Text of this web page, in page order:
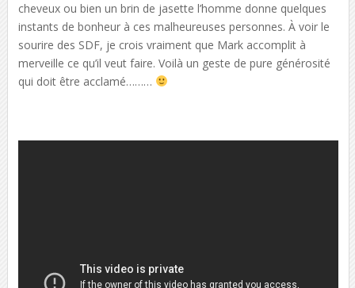
cheveux ou bien un brin de jasette l’homme donne quelques
instants de bonheur à ces malheureuses personnes. À voir le
sourire des SDF, je crois vraiment que Mark accomplit à
merveille ce qu’il veut faire. Voilà un geste de pure générosité
qui doit être acclamé………